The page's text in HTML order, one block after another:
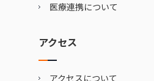
医療連携について
アクセス
アクセスについて